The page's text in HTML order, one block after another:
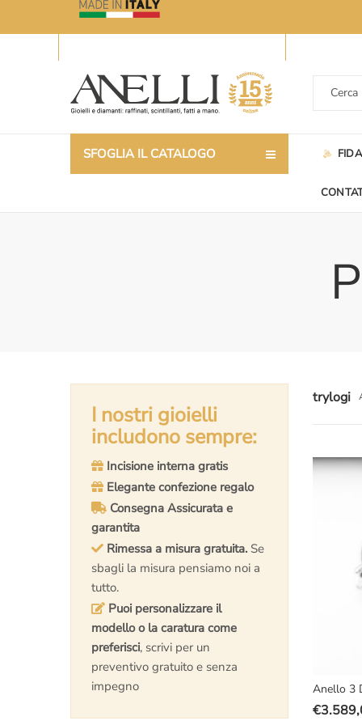
SFOGLIA IL CATALOGO
trylogi
Anello 3
Il
€
Il
I nostri gioielli
includono sempre:
Incisione interna gratis
Elegante confezione regalo
Consegna Assicurata e
garantita
Rimessa a misura gratuita. Se
sbagli la misura pensiamo noi a
tutto.
Puoi personalizzare il
modello o la caratura come
preferisci, scrivi per un
preventivo gratuito e senza
impegno